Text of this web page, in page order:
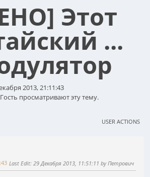
Этот
...
2013, 21:11:43
просматривают эту тему.
USER ACTIONS
Last Edit: 29 Декабря 2013, 11:51:11 by Петрович